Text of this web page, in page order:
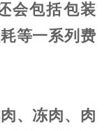
会包括包装
等一系列费
、冻肉、肉